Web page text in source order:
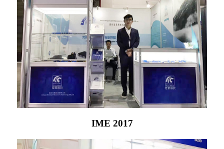
IME 2017